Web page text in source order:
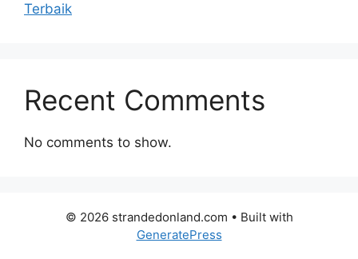
Terbaik
Recent Comments
No comments to show.
© 2026 strandedonland.com • Built with
GeneratePress